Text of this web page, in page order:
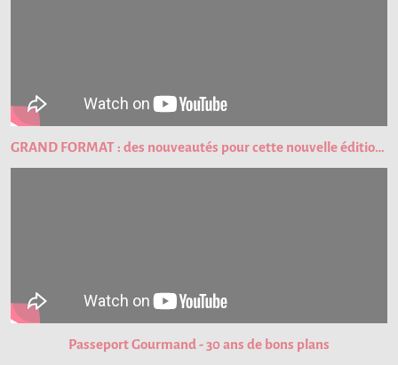
GRAND FORMAT : des nouveautés pour cette nouvelle édition du Passeport Gourmand !
Passeport Gourmand - 30 ans de bons plans